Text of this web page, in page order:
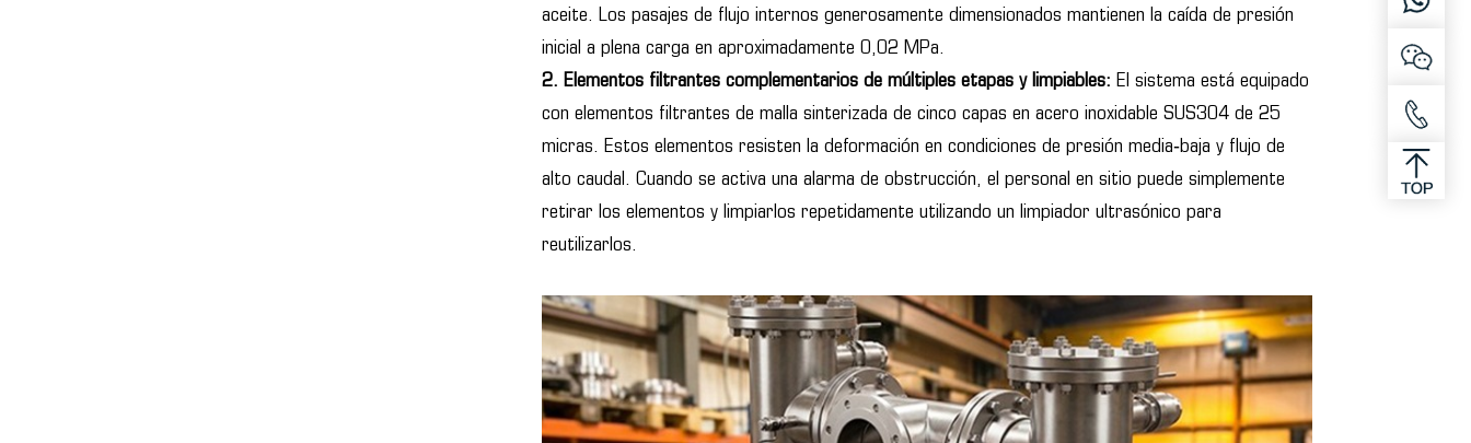
aceite. Los pasajes de flujo internos generosamente dimensionados mantienen la caída de presión
inicial a plena carga en aproximadamente 0,02 MPa.
2. Elementos filtrantes complementarios de múltiples etapas y limpiables: El sistema está equipado
con elementos filtrantes de malla sinterizada de cinco capas en acero inoxidable SUS304 de 25
micras. Estos elementos resisten la deformación en condiciones de presión media‑baja y flujo de
alto caudal. Cuando se activa una alarma de obstrucción, el personal en sitio puede simplemente
retirar los elementos y limpiarlos repetidamente utilizando un limpiador ultrasónico para
reutilizarlos.